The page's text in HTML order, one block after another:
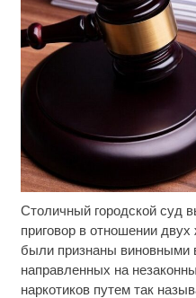
Столичный городской суд
приговор в отношении
были признаны виновными
направленных на
наркотиков путем так
Ролик длится
Скрытая камера
вытворяют, когда